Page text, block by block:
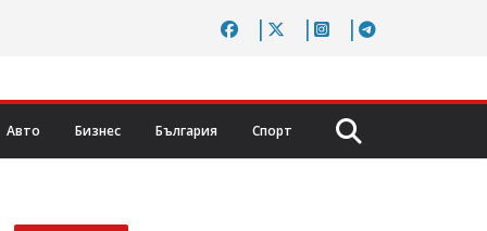
Авто Бизнес България Спорт